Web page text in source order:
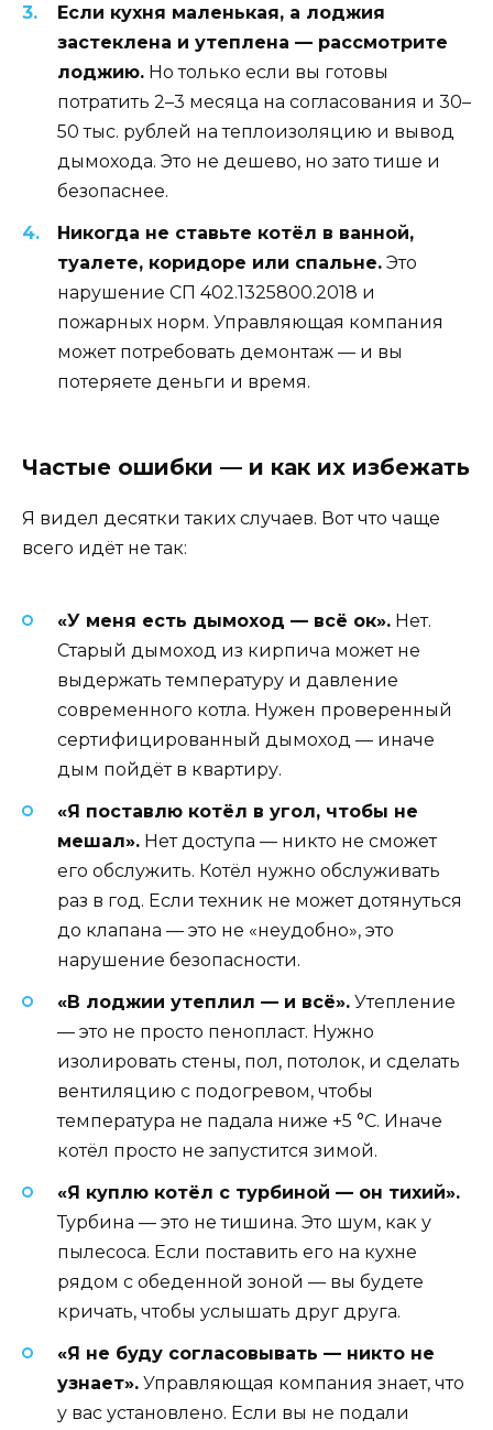
Если кухня маленькая, а лоджия
застеклена и утеплена — рассмотрите
лоджию. Но только если вы готовы
потратить 2–3 месяца на согласования и 30–
50 тыс. рублей на теплоизоляцию и вывод
дымохода. Это не дешево, но зато тише и
безопаснее.
Никогда не ставьте котёл в ванной,
туалете, коридоре или спальне. Это
нарушение СП 402.1325800.2018 и
пожарных норм. Управляющая компания
может потребовать демонтаж — и вы
потеряете деньги и время.
Частые ошибки — и как их избежать
Я видел десятки таких случаев. Вот что чаще
всего идёт не так:
«У меня есть дымоход — всё ок». Нет.
Старый дымоход из кирпича может не
выдержать температуру и давление
современного котла. Нужен проверенный
сертифицированный дымоход — иначе
дым пойдёт в квартиру.
«Я поставлю котёл в угол, чтобы не
мешал». Нет доступа — никто не сможет
его обслужить. Котёл нужно обслуживать
раз в год. Если техник не может дотянуться
до клапана — это не «неудобно», это
нарушение безопасности.
«В лоджии утеплил — и всё». Утепление
— это не просто пенопласт. Нужно
изолировать стены, пол, потолок, и сделать
вентиляцию с подогревом, чтобы
температура не падала ниже +5 °C. Иначе
котёл просто не запустится зимой.
«Я куплю котёл с турбиной — он тихий».
Турбина — это не тишина. Это шум, как у
пылесоса. Если поставить его на кухне
рядом с обеденной зоной — вы будете
кричать, чтобы услышать друг друга.
«Я не буду согласовывать — никто не
узнает». Управляющая компания знает, что
у вас установлено. Если вы не подали